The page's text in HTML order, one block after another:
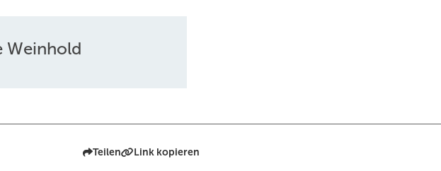
Weinhold
Teilen Link kopieren